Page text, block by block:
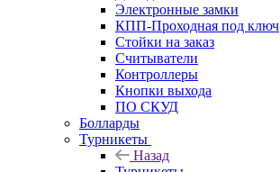
Электронные замки
КПП-Проходная под ключ
Стойки на заказ
Считыватели
Контроллеры
Кнопки выхода
ПО СКУД
Болларды
Турникеты
Назад